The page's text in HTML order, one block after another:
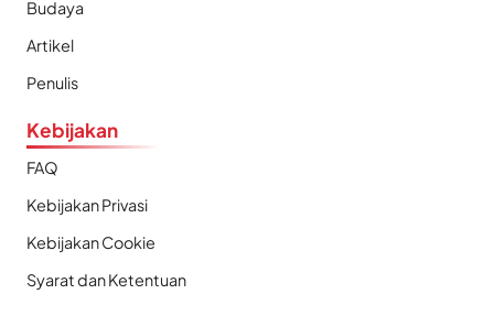
Budaya
Artikel
Penulis
Kebijakan
FAQ
Kebijakan Privasi
Kebijakan Cookie
Syarat dan Ketentuan